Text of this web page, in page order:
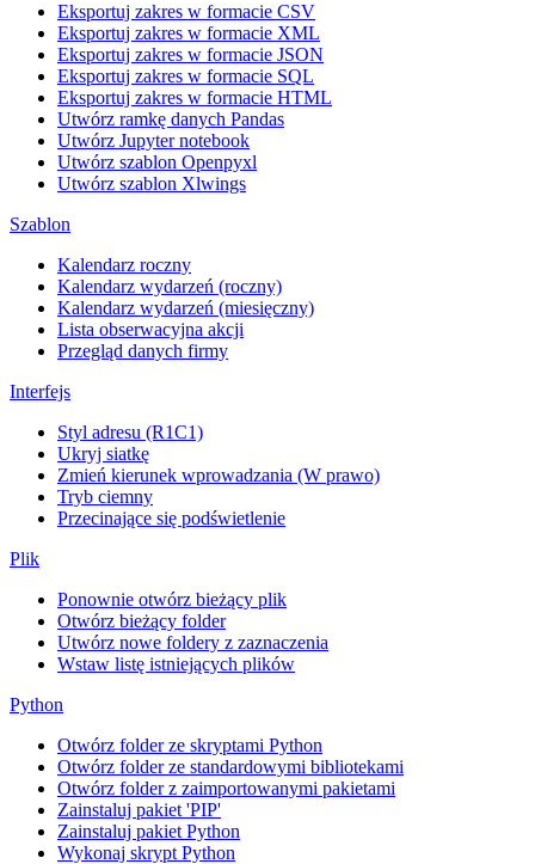
Eksportuj zakres w formacie CSV
Eksportuj zakres w formacie XML
Eksportuj zakres w formacie JSON
Eksportuj zakres w formacie SQL
Eksportuj zakres w formacie HTML
Utwórz ramkę danych Pandas
Utwórz Jupyter notebook
Utwórz szablon Openpyxl
Utwórz szablon Xlwings
Szablon
Kalendarz roczny
Kalendarz wydarzeń (roczny)
Kalendarz wydarzeń (miesięczny)
Lista obserwacyjna akcji
Przegląd danych firmy
Interfejs
Styl adresu (R1C1)
Ukryj siatkę
Zmień kierunek wprowadzania (W prawo)
Tryb ciemny
Przecinające się podświetlenie
Plik
Ponownie otwórz bieżący plik
Otwórz bieżący folder
Utwórz nowe foldery z zaznaczenia
Wstaw listę istniejących plików
Python
Otwórz folder ze skryptami Python
Otwórz folder ze standardowymi bibliotekami
Otwórz folder z zaimportowanymi pakietami
Zainstaluj pakiet 'PIP'
Zainstaluj pakiet Python
Wykonaj skrypt Python